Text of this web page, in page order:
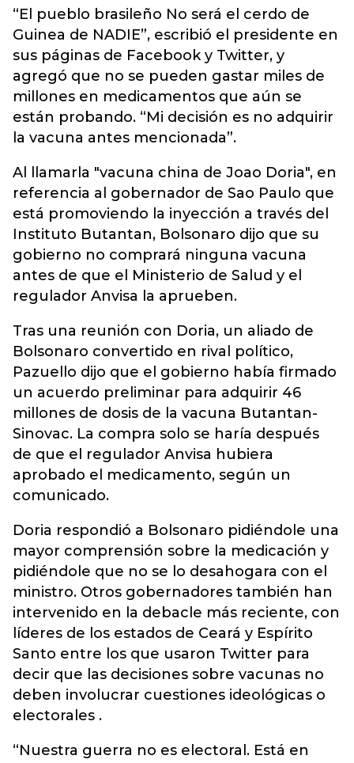
“El pueblo brasileño No será el cerdo de
Guinea de NADIE”, escribió el presidente en
sus páginas de Facebook y Twitter, y
agregó que no se pueden gastar miles de
millones en medicamentos que aún se
están probando. “Mi decisión es no adquirir
la vacuna antes mencionada”.
Al llamarla "vacuna china de Joao Doria", en
referencia al gobernador de Sao Paulo que
está promoviendo la inyección a través del
Instituto Butantan, Bolsonaro dijo que su
gobierno no comprará ninguna vacuna
antes de que el Ministerio de Salud y el
regulador Anvisa la aprueben.
Tras una reunión con Doria, un aliado de
Bolsonaro convertido en rival político,
Pazuello dijo que el gobierno había firmado
un acuerdo preliminar para adquirir 46
millones de dosis de la vacuna Butantan-
Sinovac. La compra solo se haría después
de que el regulador Anvisa hubiera
aprobado el medicamento, según un
comunicado.
Doria respondió a Bolsonaro pidiéndole una
mayor comprensión sobre la medicación y
pidiéndole que no se lo desahogara con el
ministro. Otros gobernadores también han
intervenido en la debacle más reciente, con
líderes de los estados de Ceará y Espírito
Santo entre los que usaron Twitter para
decir que las decisiones sobre vacunas no
deben involucrar cuestiones ideológicas o
electorales .
“Nuestra guerra no es electoral. Está en